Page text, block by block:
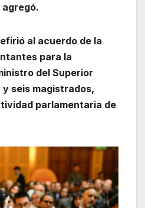
al acuerdo de la
para la
del Superior
seis magistrados,
parlamentaria de